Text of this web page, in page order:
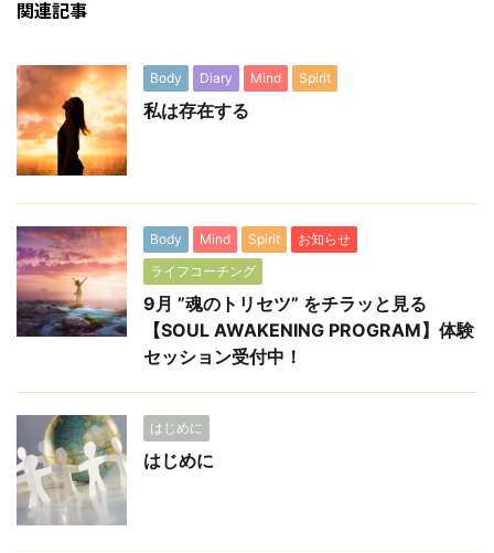
関連記事
Body Diary Mind Spirit
私は存在する
Body Mind Spirit
お知らせ
ライフコーチング
9月 ”魂のトリセツ” をチラッと見る
【SOUL AWAKENING PROGRAM】体験
セッション受付中！
はじめに
はじめに